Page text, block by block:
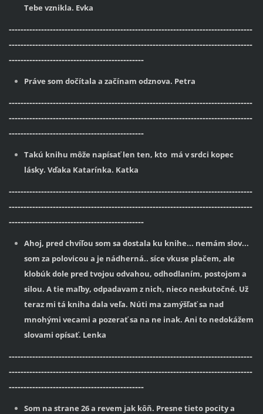
Tebe vznikla. Evka
-----------------------------------------------------------------------------------
-----------------------------------------------------------------------------------
----------------------------------------------
Práve som dočítala a začínam odznova. Petra
-----------------------------------------------------------------------------------
-----------------------------------------------------------------------------------
----------------------------------------------
Takú knihu môže napísať len ten, kto má v srdci kopec
lásky. Vďaka Katarínka. Katka
-----------------------------------------------------------------------------------
-----------------------------------------------------------------------------------
----------------------------------------------
Ahoj, pred chvíľou som sa dostala ku knihe... nemám slov...
som za polovicou a je nádherná.. síce vkuse plačem, ale
klobúk dole pred tvojou odvahou, odhodlaním, postojom a
silou. A tie maľby, odpadavam z nich, nieco neskutočné. Už
teraz mi tá kniha dala veľa. Núti ma zamýšľať sa nad
mnohými vecami a pozerať sa na ne inak. Ani to nedokážem
slovami opísať. Lenka
-----------------------------------------------------------------------------------
-----------------------------------------------------------------------------------
----------------------------------------------
Som na strane 26 a revem jak kôň. Presne tieto pocity a